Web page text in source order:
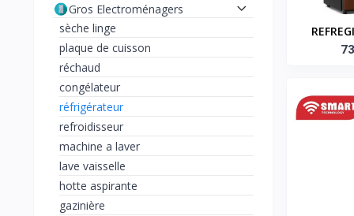
Gros Electroménagers
sèche linge
plaque de cuisson
réchaud
congélateur
réfrigérateur
refroidisseur
machine a laver
lave vaisselle
hotte aspirante
gazinière